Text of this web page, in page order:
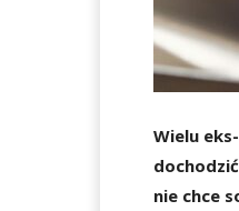
Wielu
nie chce